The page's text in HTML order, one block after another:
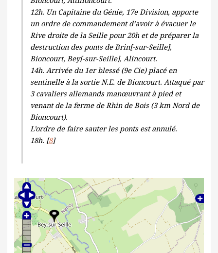
12h. Un Capitaine du Génie, 17e Division, apporte
un ordre de commandement d’avoir à évacuer le
Rive droite de la Seille pour 20h et de préparer la
destruction des ponts de Brin[-sur-Seille],
Bioncourt, Bey[-sur-Seille], Alincourt.
14h. Arrivée du 1er blessé (9e Cie) placé en
sentinelle à la sortie N.E. de Bioncourt. Attaqué par
3 cavaliers allemands manœuvrant à pied et
venant de la ferme de Rhin de Bois (3 km Nord de
Bioncourt).
L’ordre de faire sauter les ponts est annulé.
18h. [8]